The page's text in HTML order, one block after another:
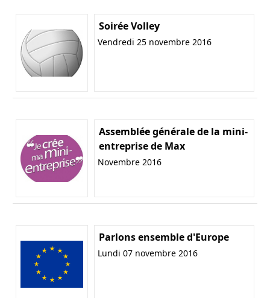
Soirée Volley
Vendredi 25 novembre 2016
Assemblée générale de la mini-
entreprise de Max
Novembre 2016
Parlons ensemble d'Europe
Lundi 07 novembre 2016